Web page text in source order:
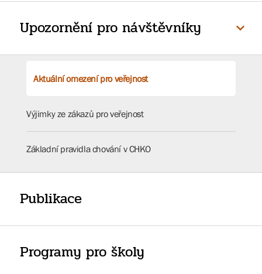
Upozornění pro návštěvníky
Aktuální omezení pro veřejnost
Výjimky ze zákazů pro veřejnost
Základní pravidla chování v CHKO
Publikace
Programy pro školy